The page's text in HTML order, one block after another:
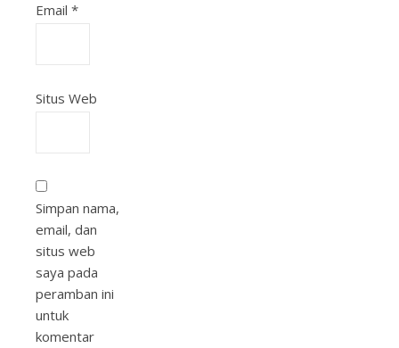
Email *
Situs Web
Simpan nama,
email, dan
situs web
saya pada
peramban ini
untuk
komentar